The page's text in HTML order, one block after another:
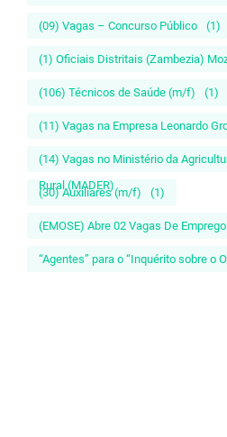
(09) Vagas – Concurso Público (1)
(1) Oficiais Distritais (Zambezia)
(106) Técnicos de Saúde (m/f) (1)
(11) Vagas na Empresa Leonardo
(14) Vagas no Ministério da
Rural (MADER)
(30) Auxiliares (m/f) (1)
(EMOSE) Abre 02 Vagas De Emprego
“Agentes” para o “Inquérito sobre o